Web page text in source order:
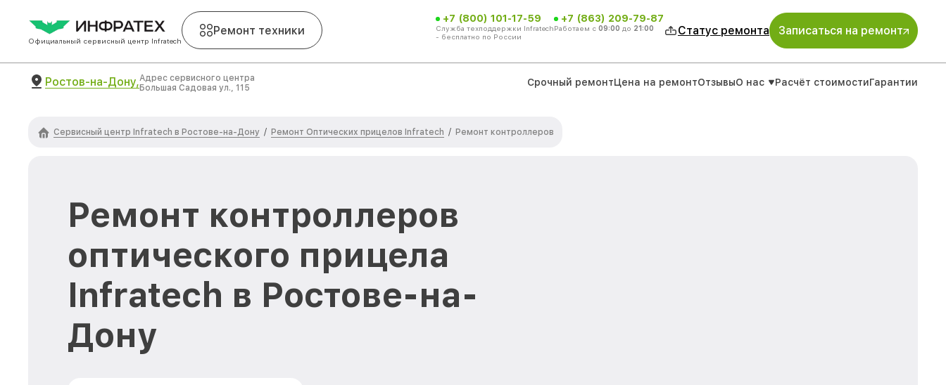
Официальный сервисный центр Infratech
Ремонт техники
+7 (800) 101-17-59
Служба техподдержки Infratech
- бесплатно по России
+7 (863) 209-79-87
Работаем с 09:00 до 21:00 Статус ремонта Записаться на ремонт
Ростов-на-Дону,Адрес сервисного центра
Большая Садовая ул., 115
Срочный ремонтЦена на ремонтОтзывыО нас Расчёт стоимостиГарантии
Сервисный центр Infratech в Ростове-на-Дону / Ремонт Оптических прицелов Infratech / Ремонт контроллеров
Ремонт контроллеров
оптического прицела
Infratech в Ростове-на-
Дону